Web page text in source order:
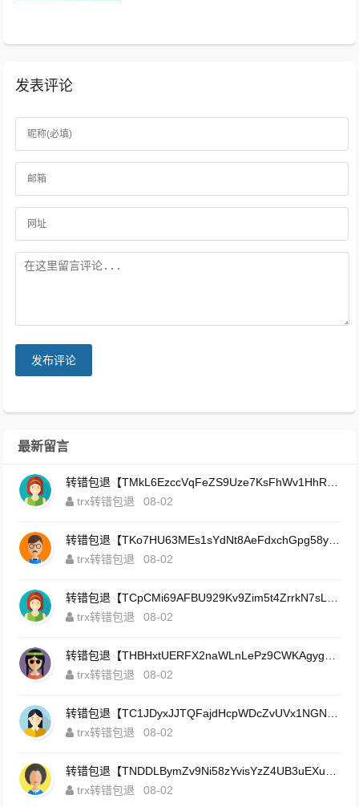
发表评论
发布评论
最新留言
trx转错包退
08-02
trx转错包退
08-02
trx转错包退
08-02
trx转错包退
08-02
trx转错包退
08-02
trx转错包退
08-02